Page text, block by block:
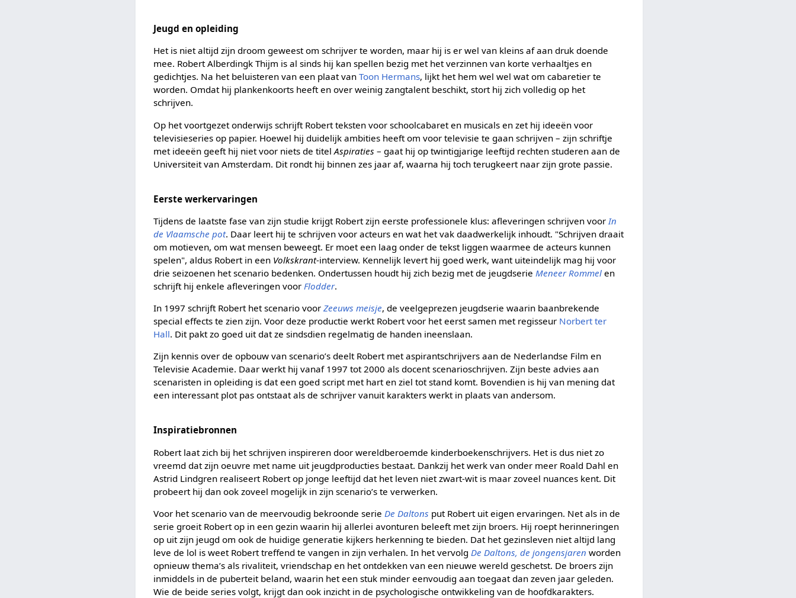
Jeugd en opleiding
Het is niet altijd zijn droom geweest om schrijver te worden, maar hij is er wel van kleins af aan druk doende
mee. Robert Alberdingk Thijm is al sinds hij kan spellen bezig met het verzinnen van korte verhaaltjes en
gedichtjes. Na het beluisteren van een plaat vanToon Hermans, lijkt het hem wel wel wat om cabaretier te
worden. Omdat hij plankenkoorts heeft en over weinig zangtalent beschikt, stort hij zich volledig op het
schrijven.
Op het voortgezet onderwijs schrijft Robert teksten voor schoolcabaret en musicals en zet hij ideeën voor
televisieseries op papier. Hoewel hij duidelijk ambities heeft om voor televisie te gaan schrijven – zijn schriftje
met ideeën geeft hij niet voor niets de titelAspiraties – gaat hij op twintigjarige leeftijd rechten studeren aan de
Universiteit van Amsterdam. Dit rondt hij binnen zes jaar af, waarna hij toch terugkeert naar zijn grote passie.
Eerste werkervaringen
Tijdens de laatste fase van zijn studie krijgt Robert zijn eerste professionele klus: afleveringen schrijven voor In
de Vlaamsche pot. Daar leert hij te schrijven voor acteurs en wat het vak daadwerkelijk inhoudt. "Schrijven draait
om motieven, om wat mensen beweegt. Er moet een laag onder de tekst liggen waarmee de acteurs kunnen
spelen", aldus Robert in een Volkskrant-interview. Kennelijk levert hij goed werk, want uiteindelijk mag hij voor
drie seizoenen het scenario bedenken. Ondertussen houdt hij zich bezig met de jeugdserie Meneer Rommel en
schrijft hij enkele afleveringen voor Flodder.
In 1997 schrijft Robert het scenario voorZeeuws meisje, de veelgeprezen jeugdserie waarin baanbrekende
special effects te zien zijn. Voor deze productie werkt Robert voor het eerst samen met regisseur Norbert ter
Hall. Dit pakt zo goed uit dat ze sindsdien regelmatig de handen ineenslaan.
Zijn kennis over de opbouw van scenario’s deelt Robert met aspirantschrijvers aan de Nederlandse Film en
Televisie Academie. Daar werkt hij vanaf 1997 tot 2000 als docent scenarioschrijven. Zijn beste advies aan
scenaristen in opleiding is dat een goed script met hart en ziel tot stand komt. Bovendien is hij van mening dat
een interessant plot pas ontstaat als de schrijver vanuit karakters werkt in plaats van andersom.
Inspiratiebronnen
Robert laat zich bij het schrijven inspireren door wereldberoemde kinderboekenschrijvers. Het is dus niet zo
vreemd dat zijn oeuvre met name uit jeugdproducties bestaat. Dankzij het werk van onder meer Roald Dahl en
Astrid Lindgren realiseert Robert op jonge leeftijd dat het leven niet zwart-wit is maar zoveel nuances kent. Dit
probeert hij dan ook zoveel mogelijk in zijn scenario’s te verwerken.
Voor het scenario van de meervoudig bekroonde serie De Daltons put Robert uit eigen ervaringen. Net als in de
serie groeit Robert op in een gezin waarin hij allerlei avonturen beleeft met zijn broers. Hij roept herinneringen
op uit zijn jeugd om ook de huidige generatie kijkers herkenning te bieden. Dat het gezinsleven niet altijd lang
leve de lol is weet Robert treffend te vangen in zijn verhalen. In het vervolg De Daltons, de jongensjaren worden
opnieuw thema’s als rivaliteit, vriendschap en het ontdekken van een nieuwe wereld geschetst. De broers zijn
inmiddels in de puberteit beland, waarin het een stuk minder eenvoudig aan toegaat dan zeven jaar geleden.
Wie de beide series volgt, krijgt dan ook inzicht in de psychologische ontwikkeling van de hoofdkarakters.